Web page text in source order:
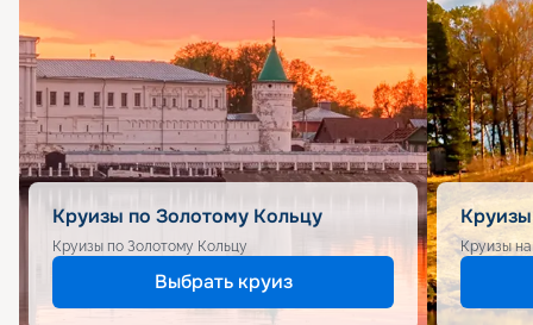
Круизы по Золотому Кольцу
Круизы по Золотому Кольцу
Выбрать круиз
Круизы